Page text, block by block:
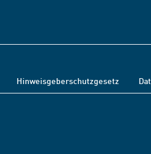
Hinweisgeberschutzgesetz